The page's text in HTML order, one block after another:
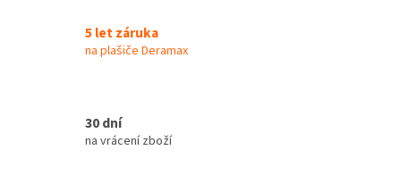
5 let záruka
na plašiče Deramax
30 dní
na vrácení zboží